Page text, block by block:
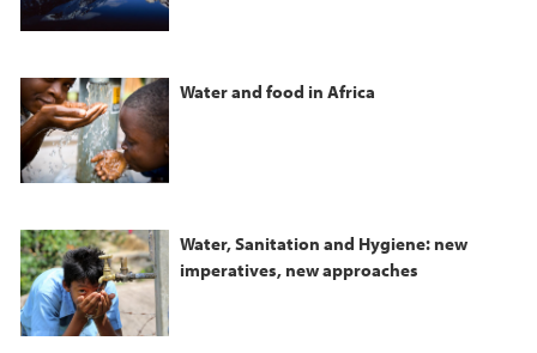
o
Water and food in Africa
Water, Sanitation and Hygiene: new
imperatives, new approaches